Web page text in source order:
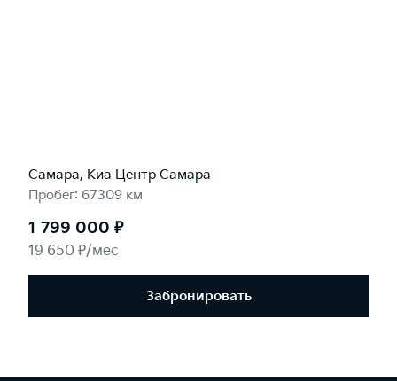
Самара, Киа Центр Самара
Пробег: 67309 км
1 799 000 ₽
19 650 ₽/мес
Забронировать